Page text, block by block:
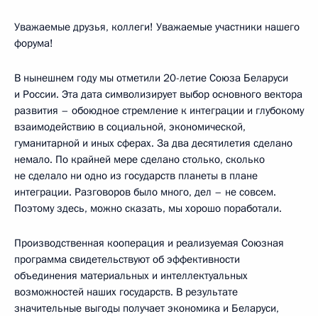
Уважаемые друзья, коллеги! Уважаемые участники нашего
форума!
В нынешнем году мы отметили 20-летие Союза Беларуси
и России. Эта дата символизирует выбор основного вектора
развития – обоюдное стремление к интеграции и глубокому
взаимодействию в социальной, экономической,
гуманитарной и иных сферах. За два десятилетия сделано
немало. По крайней мере сделано столько, сколько
не сделало ни одно из государств планеты в плане
интеграции. Разговоров было много, дел – не совсем.
Поэтому здесь, можно сказать, мы хорошо поработали.
Производственная кооперация и реализуемая Союзная
программа свидетельствуют об эффективности
объединения материальных и интеллектуальных
возможностей наших государств. В результате
значительные выгоды получает экономика и Беларуси,